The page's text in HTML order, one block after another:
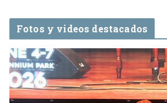
Fotos y videos destacados